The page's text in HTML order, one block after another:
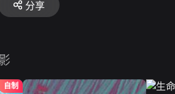
分享
自制